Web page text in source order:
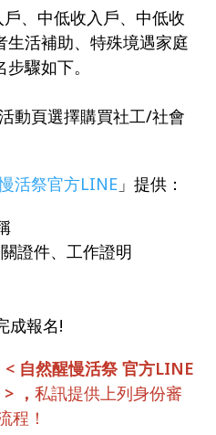
、中低收入戶、中低收
生活補助、特殊境遇家庭
驟如下。
動頁選擇購買社工/社會
活祭官方LINE 」提供：
證件、工作證明
成報名!
< 自然醒慢活祭 官方LINE
，私訊提供上列身份審
程！